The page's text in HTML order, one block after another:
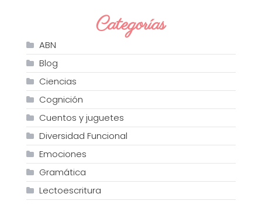
Categorías
ABN
Blog
Ciencias
Cognición
Cuentos y juguetes
Diversidad Funcional
Emociones
Gramática
Lectoescritura